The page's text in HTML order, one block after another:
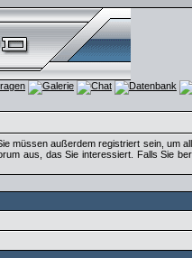
müssen außerdem registriert sein, um
aus, das Sie interessiert. Falls Sie